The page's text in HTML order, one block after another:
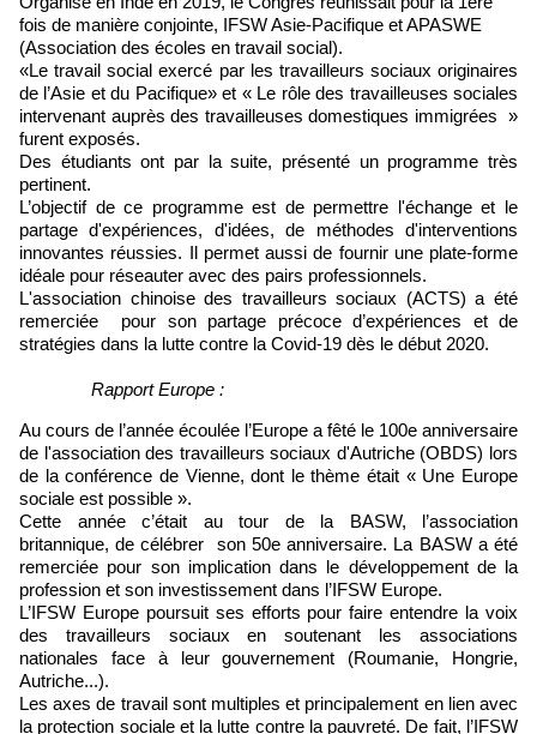
fois de manière conjointe, IFSW Asie-Pacifique et APASWE
(Association des écoles en travail social).
«Le travail social exercé par les travailleurs sociaux originaires
de l’Asie et du Pacifique» et « Le rôle des travailleuses sociales
intervenant auprès des travailleuses domestiques immigrées »
furent exposés.
Des étudiants ont par la suite, présenté un programme très
pertinent.
L’objectif de ce programme est de permettre l'échange et le
partage d'expériences, d'idées, de méthodes d'interventions
innovantes réussies. Il permet aussi de fournir une plate-forme
idéale pour réseauter avec des pairs professionnels.
L'association chinoise des travailleurs sociaux (ACTS) a été
remerciée pour son partage précoce d’expériences et de
stratégies dans la lutte contre la Covid-19 dès le début 2020.
Rapport Europe :
Au cours de l’année écoulée l’Europe a fêté le 100e anniversaire
de l'association des travailleurs sociaux d'Autriche (OBDS) lors
de la conférence de Vienne, dont le thème était « Une Europe
sociale est possible ».
Cette année c’était au tour de la BASW, l’association
britannique, de célébrer son 50e anniversaire. La BASW a été
remerciée pour son implication dans le développement de la
profession et son investissement dans l’IFSW Europe.
L’IFSW Europe poursuit ses efforts pour faire entendre la voix
des travailleurs sociaux en soutenant les associations
nationales face à leur gouvernement (Roumanie, Hongrie,
Autriche...).
Les axes de travail sont multiples et principalement en lien avec
la protection sociale et la lutte contre la pauvreté. De fait, l’IFSW